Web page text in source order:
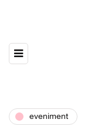
eveniment